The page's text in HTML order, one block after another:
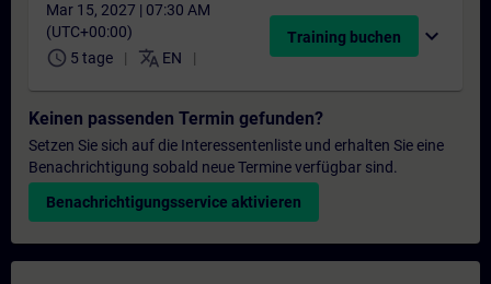
Mar 15, 2027 | 07:30 AM
(UTC+00:00)
schedule 5 tage translate EN
Training buchen expand_more
Keinen passenden Termin gefunden?
Setzen Sie sich auf die Interessentenliste und erhalten Sie eine
Benachrichtigung sobald neue Termine verfügbar sind.
Benachrichtigungsservice aktivieren